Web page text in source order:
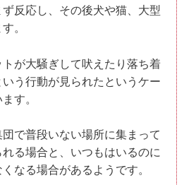
反応し、その後犬や猫、大型
。
が大騒ぎして吠えたり落ち着
う行動が見られたというケー
す。
で普段いない場所に集まって
る場合と、いつもはいるのに
なる場合があるようです。